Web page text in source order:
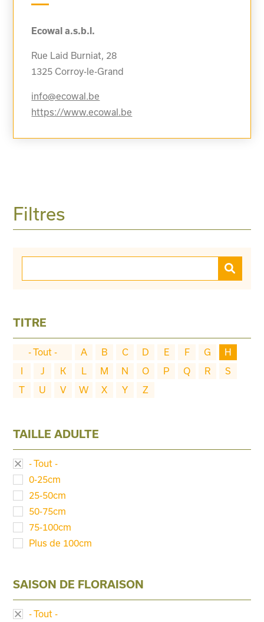
Ecowal a.s.b.l.
Rue Laid Burniat, 28
1325 Corroy-le-Grand
info@ecowal.be
https://www.ecowal.be
TITRE
- Tout - A B C D E F G
H
I
J K L M N O P Q R
S
T
U V W X Y Z
TAILLE ADULTE
- Tout -
0-25cm
25-50cm
50-75cm
75-100cm
Plus de 100cm
SAISON DE FLORAISON
- Tout -